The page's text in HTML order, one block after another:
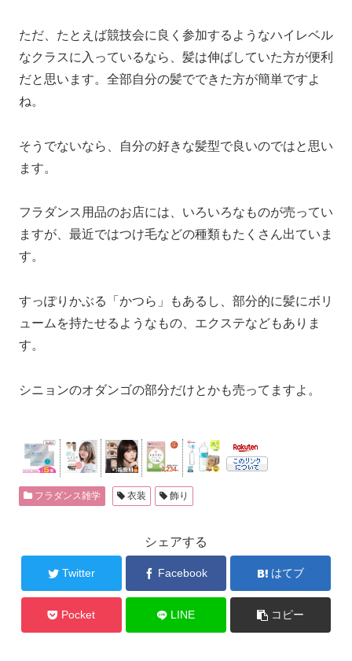
ただ、たとえば競技会に良く参加するようなハイレベル
なクラスに入っているなら、髪は伸ばしていた方が便利
だと思います。全部自分の髪でできた方が簡単ですよ
ね。
そうでないなら、自分の好きな髪型で良いのではと思い
ます。
フラダンス用品のお店には、いろいろなものが売ってい
ますが、最近ではつけ毛などの種類もたくさん出ていま
す。
すっぽりかぶる「かつら」もあるし、部分的に髪にボリ
ュームを持たせるようなもの、エクステなどもありま
す。
シニョンのオダンゴの部分だけとかも売ってますよ。
フラダンス雑学 衣装 飾り
シェアする
Twitter Facebook はてブ
Pocket LINE コピー